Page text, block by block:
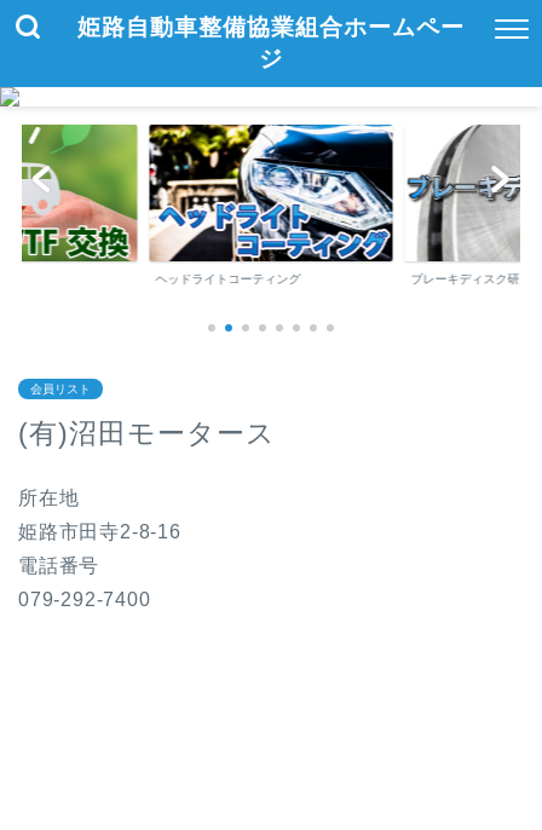
姫路自動車整備協業組合ホームペー
ジ
ヘッドライトコーティング ブレーキディスク研磨
会員リスト
(有)沼田モータース
所在地
姫路市田寺2-8-16
電話番号
079-292-7400